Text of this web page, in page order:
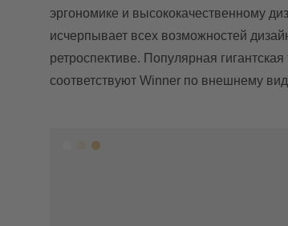
эргономике и высококачественному
исчерпывает всех возможностей
ретроспективе. Популярная
соответствуют Winner по внешнему